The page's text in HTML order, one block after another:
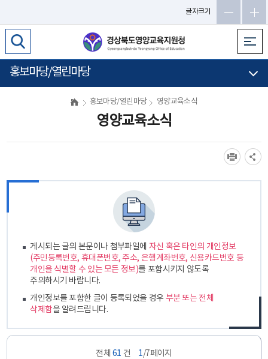
글자크기
인
홍보마당/열린마당
홍보마당/열린마당 영양교육소식
영양교육소식
게시되는 글의 본문이나 첨부파일에 자신 혹은 타인의 개인정보
(주민등록번호, 휴대폰번호, 주소, 은행계좌번호, 신용카드번호 등
개인을 식별할 수 있는 모든 정보)를 포함시키지 않도록
주의하시기 바랍니다.
개인정보를 포함한 글이 등록되었을 경우 부분 또는 전체
삭제함을 알려드립니다.
전체 61 건 1/7페이지